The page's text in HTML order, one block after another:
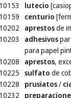
lutecio
centurio
aprestosde
adhesivos
para papel
aprestos,
sulfato de
prusiatos/